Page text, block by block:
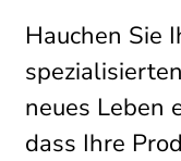
Hauchen Sie
neues Leben
dass Ihre